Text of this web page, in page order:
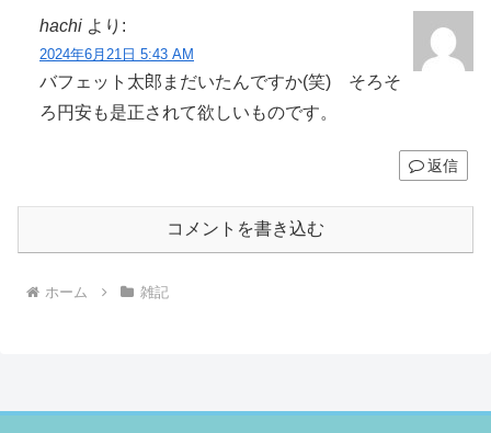
hachi より:
2024年6月21日 5:43 AM
バフェット太郎まだいたんですか(笑) そろそ
ろ円安も是正されて欲しいものです。
返信
コメントを書き込む
ホーム 雑記